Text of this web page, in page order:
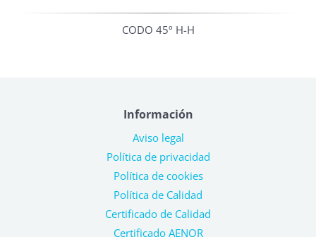
CODO 45º H-H
Información
Aviso legal
Política de privacidad
Política de cookies
Política de Calidad
Certificado de Calidad
Certificado AENOR